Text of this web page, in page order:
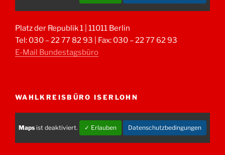
Platz der Republik 1 | 11011 Berlin
Tel: 030 – 22 77 82 93 | Fax: 030 – 22 77 62 93
E-Mail Bundestagsbüro
WAHLKREISBÜRO ISERLOHN
Maps ist deaktiviert. ✓ Erlauben Datenschutzbedingungen